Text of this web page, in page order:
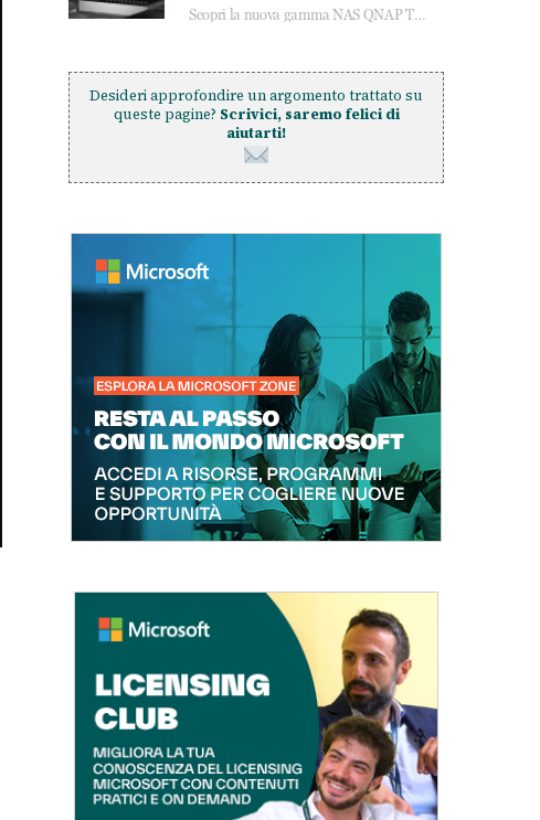
Scopri la nuova gamma NAS QNAP TS-h1465U-RP, TS-h1065eU e TS-h665U: storage aziendale con ZFS, DDR5, E1.S NVMe e connettività 2.5GbE per backup, virtualizzazione e cybersecurity.
Desideri approfondire un argomento trattato su
queste pagine? Scrivici, saremo felici di
aiutarti!